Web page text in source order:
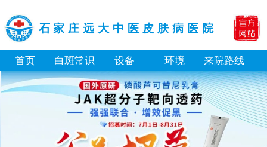
石家庄远大中医皮肤病医院
首页 白斑常识 设备 环境 来院路线